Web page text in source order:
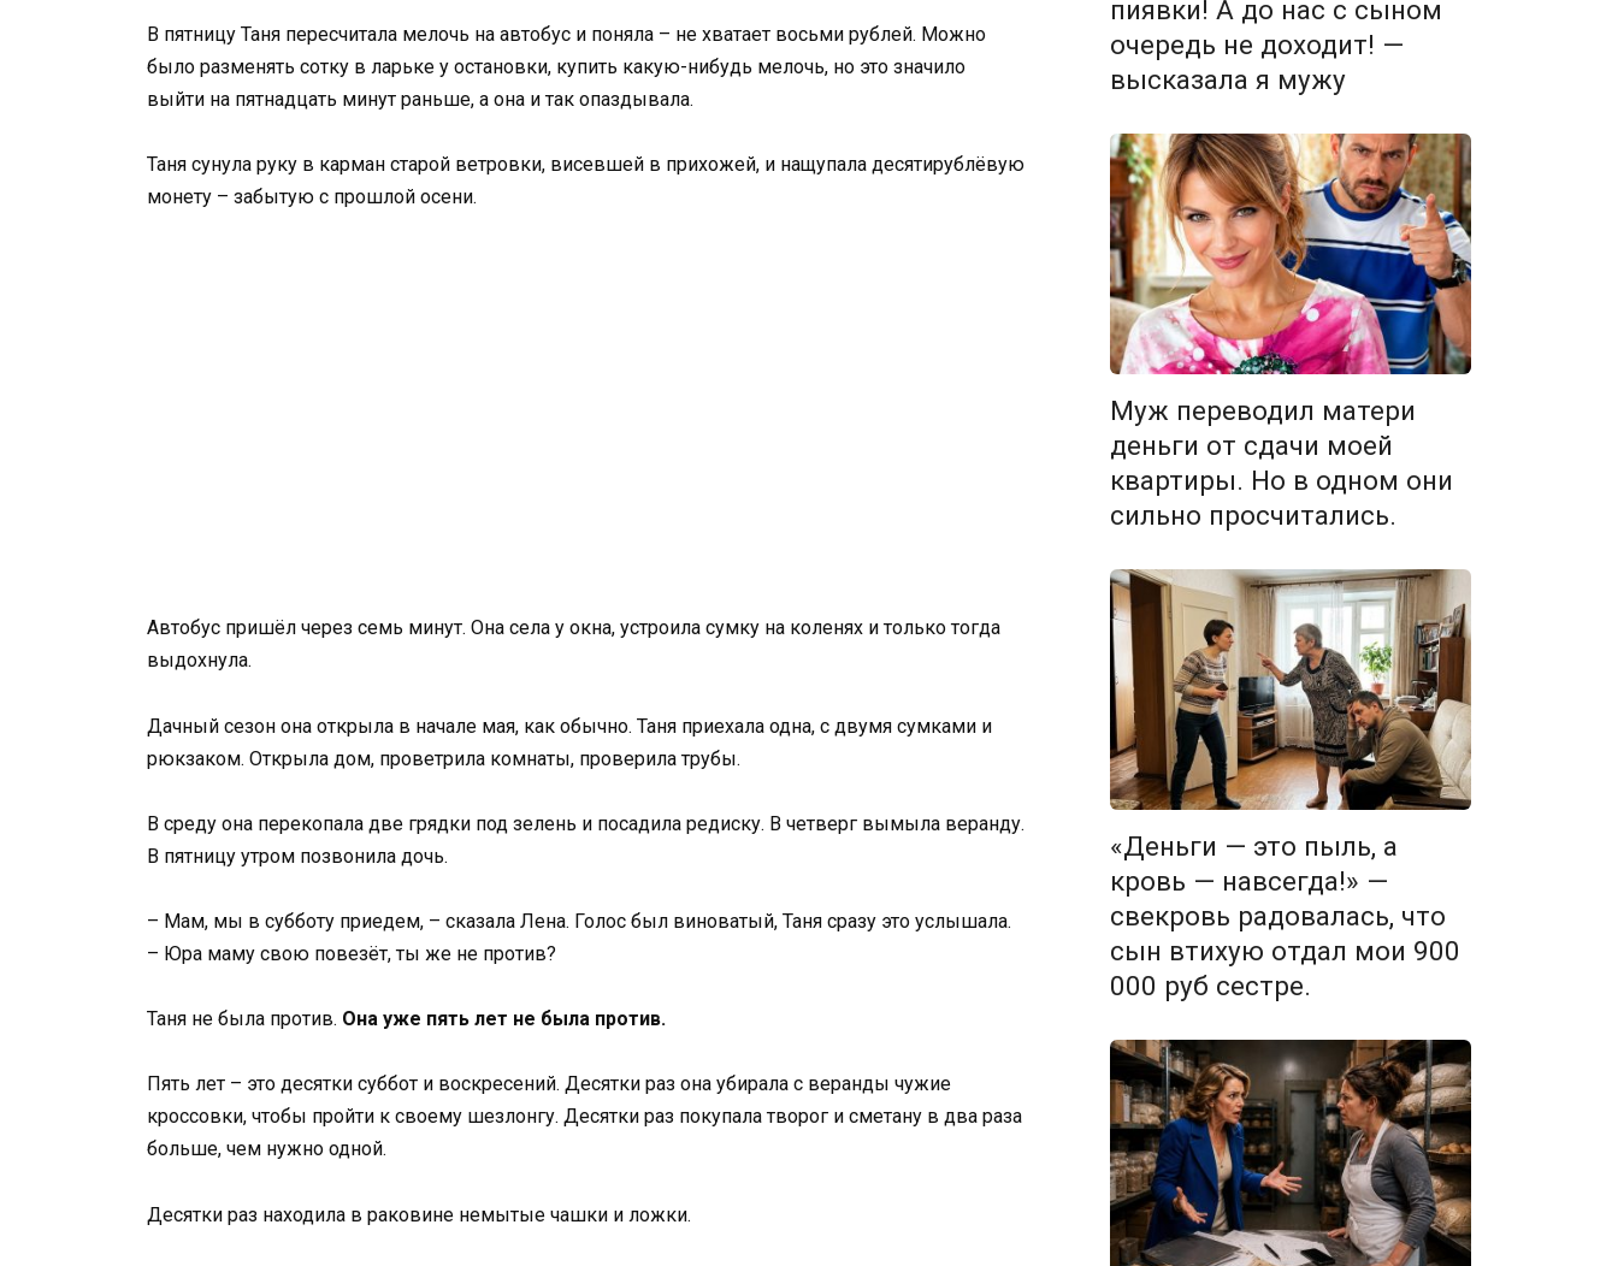
В пятницу Таня пересчитала мелочь на автобус и поняла – не хватает восьми рублей. Можно
было разменять сотку в ларьке у остановки, купить какую-нибудь мелочь, но это значило
выйти на пятнадцать минут раньше, а она и так опаздывала.
Таня сунула руку в карман старой ветровки, висевшей в прихожей, и нащупала десятирублёвую
монету – забытую с прошлой осени.
Автобус пришёл через семь минут. Она села у окна, устроила сумку на коленях и только тогда
выдохнула.
Дачный сезон она открыла в начале мая, как обычно. Таня приехала одна, с двумя сумками и
рюкзаком. Открыла дом, проветрила комнаты, проверила трубы.
В среду она перекопала две грядки под зелень и посадила редиску. В четверг вымыла веранду.
В пятницу утром позвонила дочь.
– Мам, мы в субботу приедем, – сказала Лена. Голос был виноватый, Таня сразу это услышала.
– Юра маму свою повезёт, ты же не против?
Таня не была против. Она уже пять лет не была против.
Пять лет – это десятки суббот и воскресений. Десятки раз она убирала с веранды чужие
кроссовки, чтобы пройти к своему шезлонгу. Десятки раз покупала творог и сметану в два раза
больше, чем нужно одной.
Десятки раз находила в раковине немытые чашки и ложки.
пиявки! А до нас с сыном
очередь не доходит! —
высказала я мужу
Муж переводил матери
деньги от сдачи моей
квартиры. Но в одном они
сильно просчитались.
«Деньги — это пыль, а
кровь — навсегда!» —
свекровь радовалась, что
сын втихую отдал мои 900
000 руб сестре.